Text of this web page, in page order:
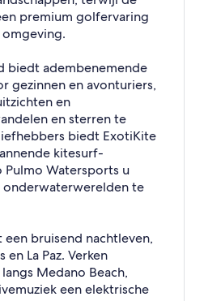
premium golfervaring
biedt adembenemende
gezinnen en avonturiers,
en
en sterren te
biedt ExotiKite
kitesurf-
Watersports u
te
een bruisend nachtleven,
en La Paz. Verken
Medano Beach,
een elektrische